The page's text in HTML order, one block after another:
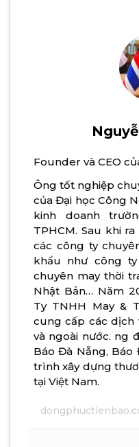
Founder và CEO
Ông tốt nghiệp
của Đại học Công
kinh doanh
TPHCM. Sau khi
các công ty
khẩu như công
chuyên may thời
Nhật Bản… Năm
Ty TNHH May &
cung cấp các dịch
và ngoài nước. ng
Báo Đà Nẵng, Báo
trình xây dựng
tại Việt Nam.